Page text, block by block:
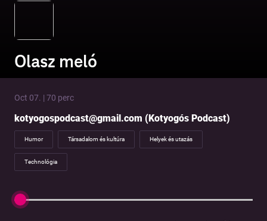
Olasz meló
Oct 07. | 70 perc
kotyogospodcast@gmail.com (Kotyogós Podcast)
Humor Társadalom és kultúra Helyek és utazás
Technológia